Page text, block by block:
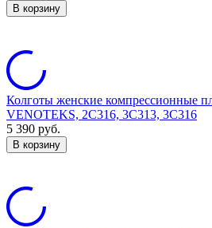
В корзину
Колготы женские компрессионные
VENOTEKS, 2C316, 3C313, 3C316
5 390 руб.
В корзину